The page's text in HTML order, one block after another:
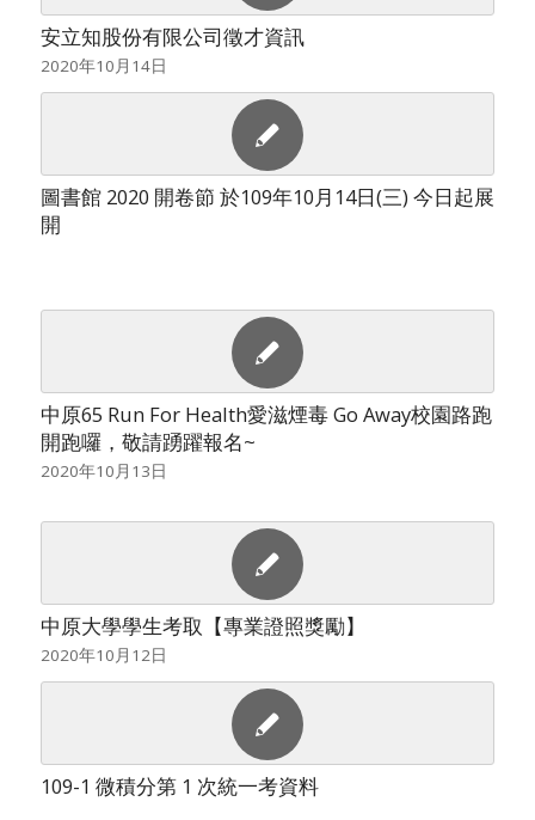
安立知股份有限公司徵才資訊
2020年10月14日
圖書館 2020 開卷節 於109年10月14日(三) 今日起展
開
中原65 Run For Health愛滋煙毒 Go Away校園路跑
開跑囉，敬請踴躍報名~
2020年10月13日
中原大學學生考取【專業證照獎勵】
2020年10月12日
109-1 微積分第 1 次統一考資料